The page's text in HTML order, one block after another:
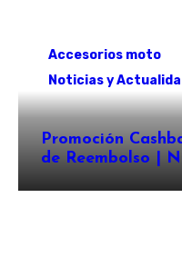
Accesorios moto
Noticias y
Promoción
de Reembolso |